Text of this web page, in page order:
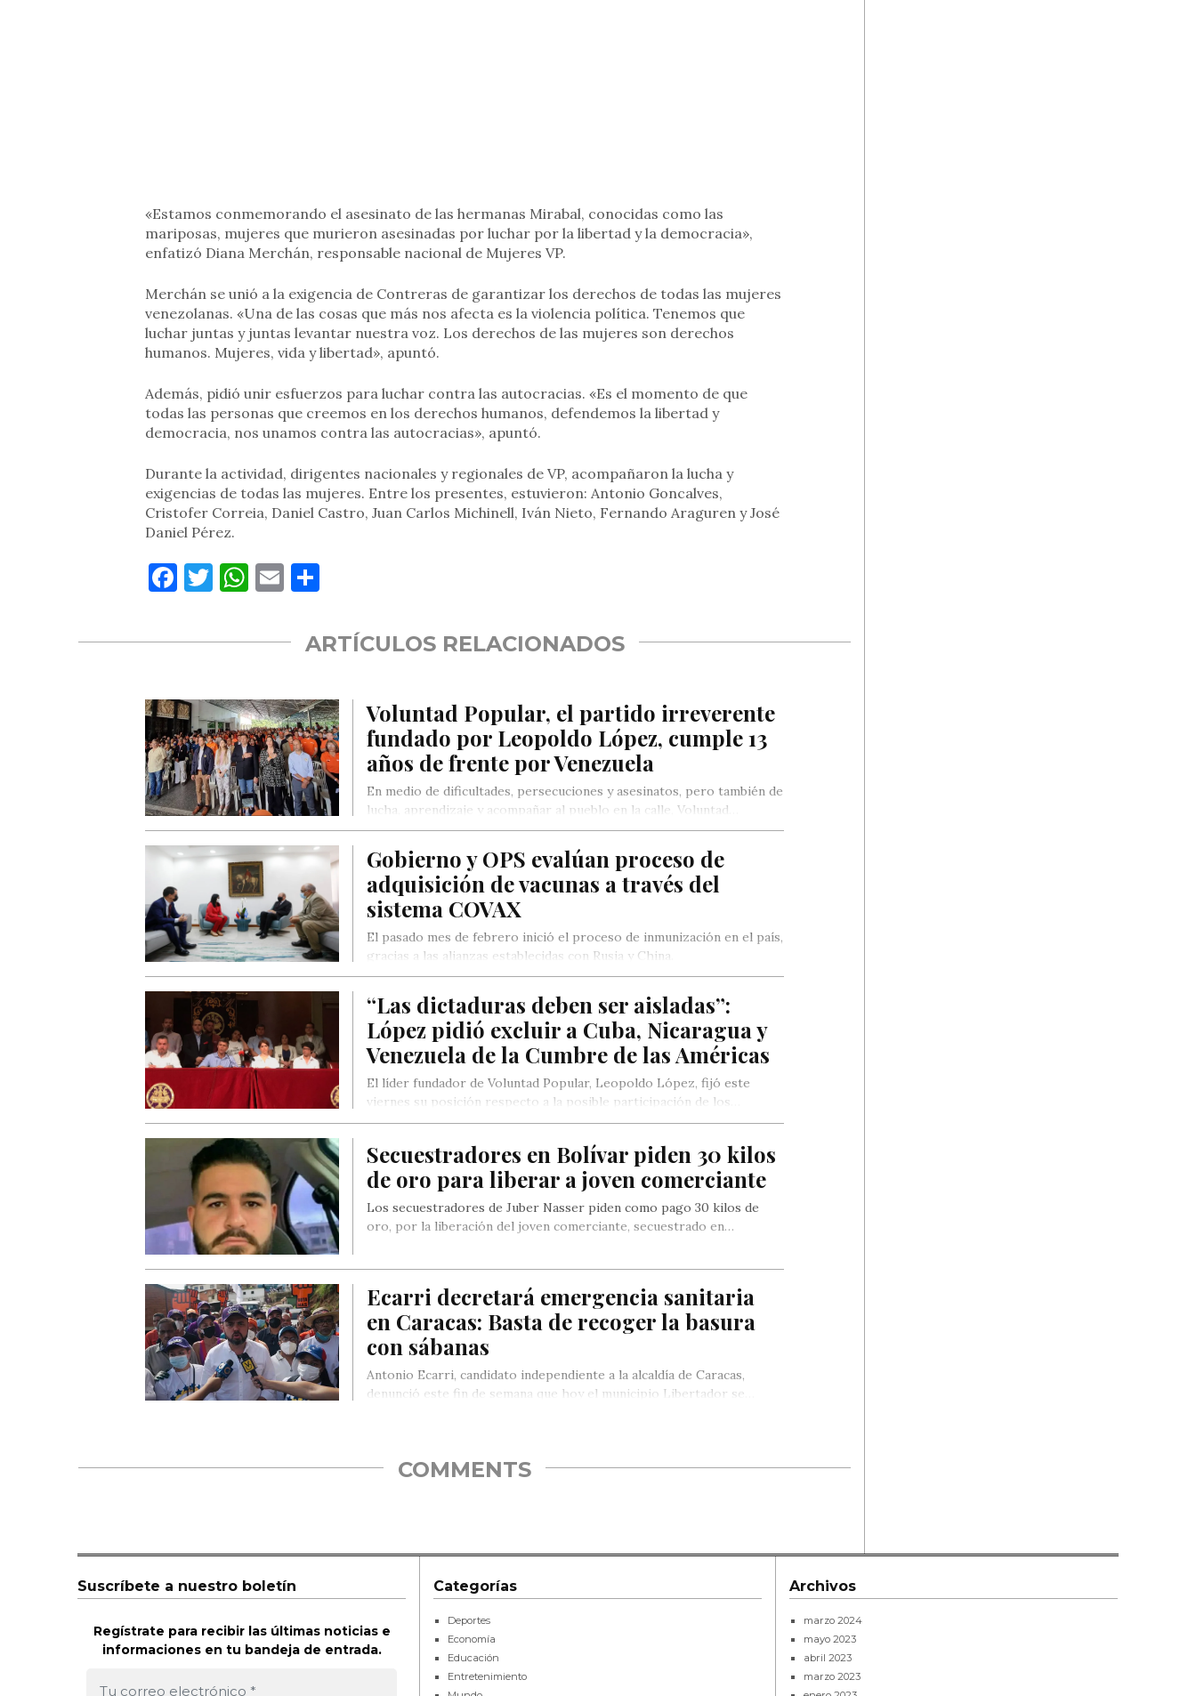
«Estamos conmemorando el asesinato de las hermanas Mirabal, conocidas como las
mariposas, mujeres que murieron asesinadas por luchar por la libertad y la democracia»,
enfatizó Diana Merchán, responsable nacional de Mujeres VP.
Merchán se unió a la exigencia de Contreras de garantizar los derechos de todas las mujeres
venezolanas. «Una de las cosas que más nos afecta es la violencia política. Tenemos que
luchar juntas y juntas levantar nuestra voz. Los derechos de las mujeres son derechos
humanos. Mujeres, vida y libertad», apuntó.
Además, pidió unir esfuerzos para luchar contra las autocracias. «Es el momento de que
todas las personas que creemos en los derechos humanos, defendemos la libertad y
democracia, nos unamos contra las autocracias», apuntó.
Durante la actividad, dirigentes nacionales y regionales de VP, acompañaron la lucha y
exigencias de todas las mujeres. Entre los presentes, estuvieron: Antonio Goncalves,
Cristofer Correia, Daniel Castro, Juan Carlos Michinell, Iván Nieto, Fernando Araguren y José
Daniel Pérez.
Facebook
Twitter
WhatsApp
EmailCompartir
ARTÍCULOS RELACIONADOS
Voluntad Popular, el partido irreverente
fundado por Leopoldo López, cumple 13
años de frente por Venezuela
En medio de dificultades, persecuciones y asesinatos, pero también de
lucha, aprendizaje y acompañar al pueblo en la calle, Voluntad…
Gobierno y OPS evalúan proceso de
adquisición de vacunas a través del
sistema COVAX
El pasado mes de febrero inició el proceso de inmunización en el país,
gracias a las alianzas establecidas con Rusia y China.
“Las dictaduras deben ser aisladas”:
López pidió excluir a Cuba, Nicaragua y
Venezuela de la Cumbre de las Américas
El líder fundador de Voluntad Popular, Leopoldo López, fijó este
viernes su posición respecto a la posible participación de los…
Secuestradores en Bolívar piden 30 kilos
de oro para liberar a joven comerciante
Los secuestradores de Juber Nasser piden como pago 30 kilos de
oro, por la liberación del joven comerciante, secuestrado en…
Ecarri decretará emergencia sanitaria
en Caracas: Basta de recoger la basura
con sábanas
Antonio Ecarri, candidato independiente a la alcaldía de Caracas,
denunció este fin de semana que hoy el municipio Libertador se…
COMMENTS
Suscríbete a nuestro boletín
Regístrate para recibir las últimas noticias e
informaciones en tu bandeja de entrada.
Categorías
Deportes
Economía
Educación
Entretenimiento
Archivos
marzo 2024
mayo 2023
abril 2023
marzo 2023